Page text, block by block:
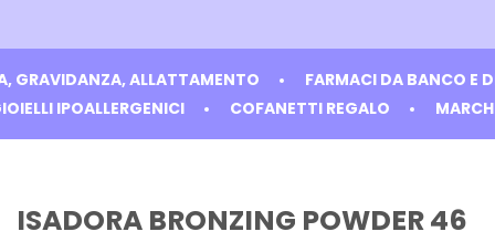
GRAVIDANZA, ALLATTAMENTO FARMACI DA BANCO E
IPOALLERGENICI
COFANETTI REGALO
ISADORA BRONZING POWDER 46